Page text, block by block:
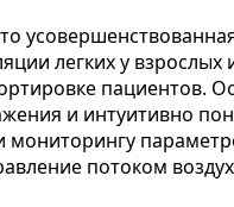
легких у
пациентов.
и интуитивно
потоком